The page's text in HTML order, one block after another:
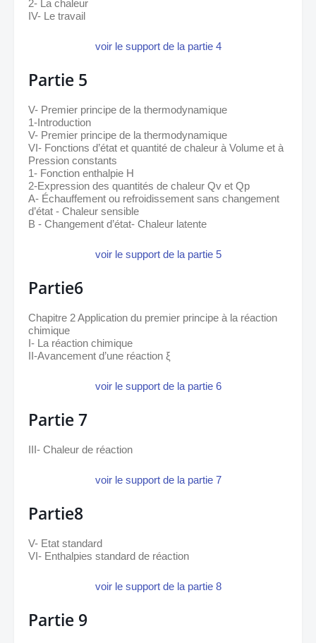
2- La chaleur
IV- Le travail
voir le support de la partie 4
Partie 5
V- Premier principe de la thermodynamique
1-Introduction
V- Premier principe de la thermodynamique
VI- Fonctions d’état et quantité de chaleur à Volume et à
Pression constants
1- Fonction enthalpie H
2-Expression des quantités de chaleur Qv et Qp
A- Échauffement ou refroidissement sans changement
d’état - Chaleur sensible
B - Changement d’état- Chaleur latente
voir le support de la partie 5
Partie6
Chapitre 2 Application du premier principe à la réaction
chimique
I- La réaction chimique
II-Avancement d’une réaction ξ
voir le support de la partie 6
Partie 7
III- Chaleur de réaction
voir le support de la partie 7
Partie8
V- Etat standard
VI- Enthalpies standard de réaction
voir le support de la partie 8
Partie 9